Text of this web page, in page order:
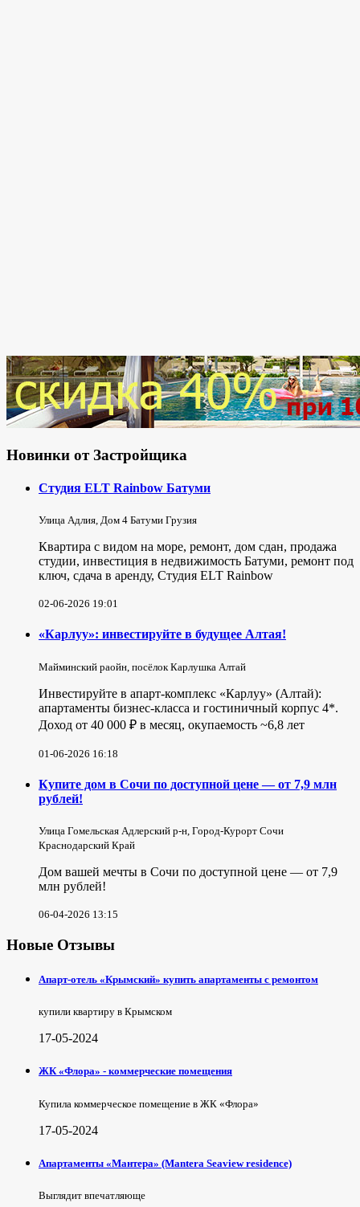
Новинки от Застройщика
Студия ELT Rainbow Батуми
Улица Адлия, Дом 4 Батуми Грузия
Квартира с видом на море, ремонт, дом сдан, продажа
студии, инвестиция в недвижимость Батуми, ремонт под
ключ, сдача в аренду, Студия ELT Rainbow
02-06-2026 19:01
«Карлуу»: инвестируйте в будущее Алтая!
Майминский раойн, посёлок Карлушка Алтай
Инвестируйте в апарт-комплекс «Карлуу» (Алтай):
апартаменты бизнес-класса и гостиничный корпус 4*.
Доход от 40 000 ₽ в месяц, окупаемость ~6,8 лет
01-06-2026 16:18
Купите дом в Сочи по доступной цене — от 7,9 млн
рублей!
Улица Гомельская Адлерский р-н, Город-Курорт Сочи
Краснодарский Край
Дом вашей мечты в Сочи по доступной цене — от 7,9
млн рублей!
06-04-2026 13:15
Новые Отзывы
Апарт-отель «Крымский» купить апартаменты с ремонтом
купили квартиру в Крымском
17-05-2024
ЖК «Флора» - коммерческие помещения
Купила коммерческое помещение в ЖК «Флора»
17-05-2024
Апартаменты «Мантера» (Mantera Seaview rеsidence)
Выглядит впечатляюще